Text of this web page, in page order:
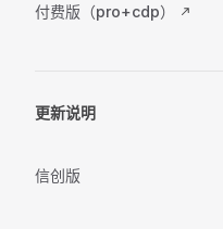
付费版（pro+cdp）
更新说明
信创版